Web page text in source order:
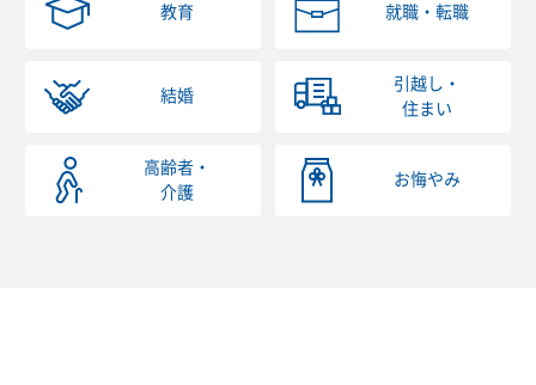
教育 就職・転職
結婚
引越し・
住まい
高齢者・
介護
お悔やみ